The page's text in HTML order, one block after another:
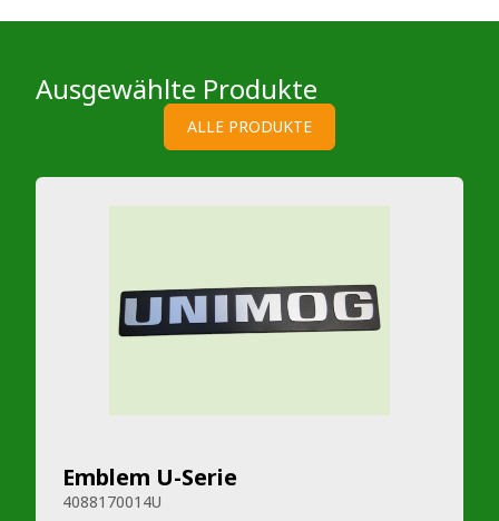
Ausgewählte Produkte
ALLE PRODUKTE
Emblem U-Serie
4088170014U